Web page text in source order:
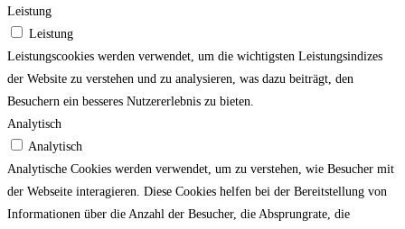
Leistung
Leistung
Leistungscookies werden verwendet, um die wichtigsten Leistungsindizes
der Website zu verstehen und zu analysieren, was dazu beiträgt, den
Besuchern ein besseres Nutzererlebnis zu bieten.
Analytisch
Analytisch
Analytische Cookies werden verwendet, um zu verstehen, wie Besucher mit
der Webseite interagieren. Diese Cookies helfen bei der Bereitstellung von
Informationen über die Anzahl der Besucher, die Absprungrate, die